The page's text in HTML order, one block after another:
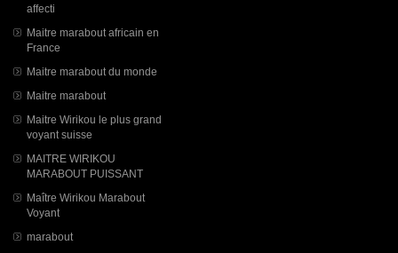
affecti
Maitre marabout africain en
France
Maitre marabout du monde
Maitre marabout
Maitre Wirikou le plus grand
voyant suisse
MAITRE WIRIKOU
MARABOUT PUISSANT
Maître Wirikou Marabout
Voyant
marabout